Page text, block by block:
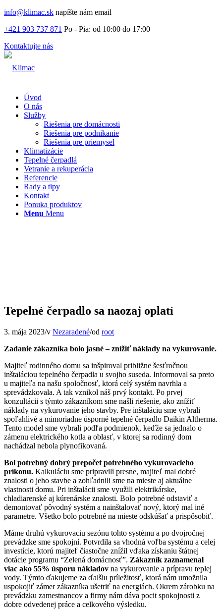
info@klimac.sk napíšte nám email
+421 903 737 871 Po - Pia: od 10:00 do 17:00
Kontaktujte nás
Úvod
O nás
Služby
Riešenia pre domácnosti
Riešenia pre podnikanie
Riešenia pre priemysel
Klimatizácie
Tepelné čerpadlá
Vetranie a rekuperácia
Referencie
Rady a tipy
Kontakt
Ponuka produktov
Menu Menu
Tepelné čerpadlo sa naozaj oplatí
3. mája 2023/v Nezaradené/od root
Zadanie zákazníka bolo jasné – znížiť náklady na vykurovanie.
Majiteľ rodinného domu sa inšpiroval približne šesťročnou
inštaláciou tepelného čerpadla u svojho suseda. Informoval sa preto
u majiteľa na našu spoločnosť, ktorá celý systém navrhla a
sprevádzkovala. A tak vznikol náš prvý kontakt. Po prvej
konzultácii s týmto zákazníkom sme našli riešenie, ako znížiť
náklady na vykurovanie jeho stavby. Pre inštaláciu sme vybrali
spoľahlivé a mimoriadne úsporné tepelné čerpadlo Daikin Altherma.
Tento model sme vybrali podľa podmienok, keďže sa jednalo o
zámenu elektrického kotla a oblasť, v ktorej sa rodinný dom
nachádzal nebola plynofikovaná.
Bol potrebný dobrý prepočet potrebného vykurovacieho
príkonu. Kalkuláciu sme pripravili presne, majiteľ mal dobré
znalosti o jeho stavbe a zohľadnili sme na mieste aj aktuálne
vlastnosti domu. Pri inštalácii sme využili elektrikárske,
chladiarenské aj kúrenárske znalosti. Bolo potrebné odstaviť a
demontovať pôvodný systém a nainštalovať nový, ktorý mal iné
parametre. Všetko bolo potrebné na mieste odskúšať a prispôsobiť.
Máme druhú vykurovaciu sezónu tohto systému a po dvojročnej
prevádzke sme spokojní. Potvrdila sa vhodná voľba systému a celej
investície, ktorú majiteľ čiastočne znížil vďaka získaniu štátnej
dotácie programu “Zelená domácnosť”. Zákazník zaznamenal
viac ako 55% úsporu nákladov na vykurovanie a prípravu teplej
vody. Týmto ďakujeme za ďalšiu príležitosť, ktorá nám umožnila
uspokojiť zámer zákazníka ušetriť na energiách. Okrem zárobku na
prevádzku zamestnancov a firmy nám dáva pocit spokojnosti z
dobre odvedenej práce a celkového výsledku.